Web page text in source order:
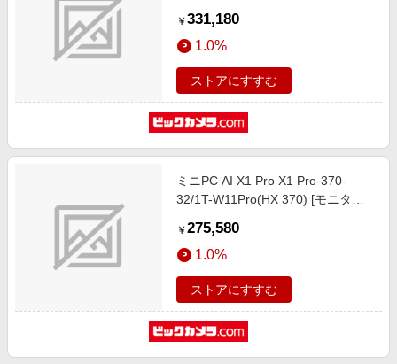
モリ：64GB /SSD：1TB /2025年6
月モデル]
￥ 331,180
1.0%
ストアにすすむ
ミニPC AI X1 Pro X1 Pro-370-
32/1T-W11Pro(HX 370) [モニター
AI 9 /メモリ：32GB /SSD：1TB
/2025年5月モデル]
￥ 275,580
1.0%
ストアにすすむ